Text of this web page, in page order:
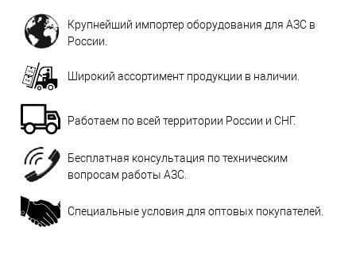
Крупнейший импортер оборудования для АЗС в
России.
Широкий ассортимент продукции в наличии.
Работаем по всей территории России и СНГ.
Бесплатная консультация по техническим
вопросам работы АЗС.
Специальные условия для оптовых покупателей.